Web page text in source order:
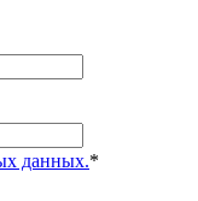
данных.*